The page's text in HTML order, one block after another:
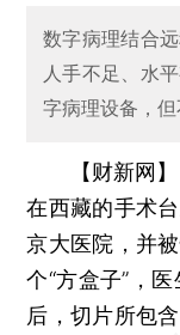
数字病理结合
人手不足、水
字病理设备，
【财新网
在西藏的手术
京大医院，并
个“方盒子”，
后，切片所包